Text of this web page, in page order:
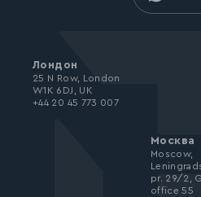
Лондон
25 N Row, London
W1K 6DJ, UK
+44 20 45 773 007
Москва
Moscow,
pr. 29/2,
office 55